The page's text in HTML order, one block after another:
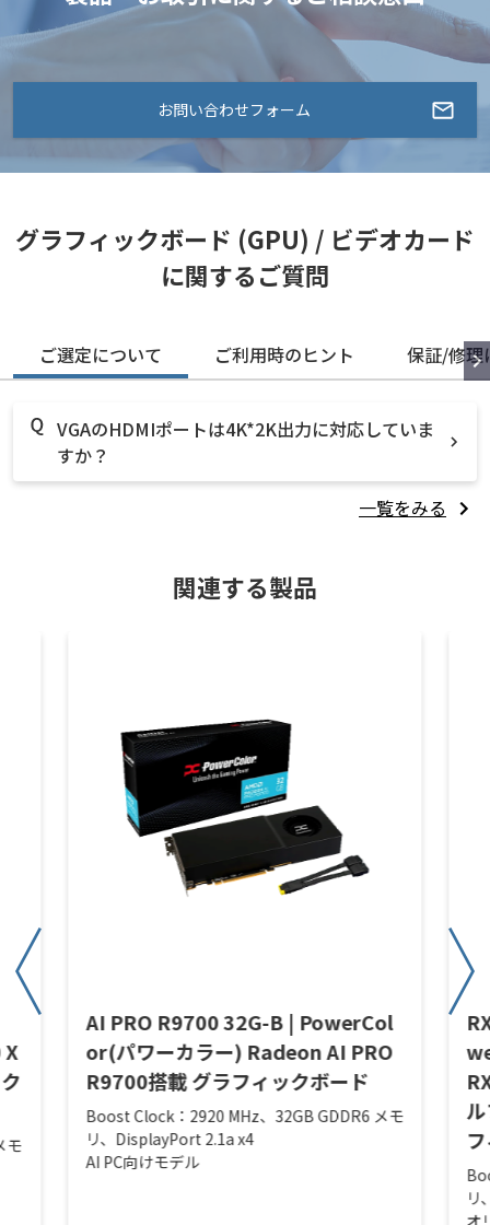
お問い合わせフォーム
グラフィックボード (GPU) / ビデオカード
に関するご質問
ご選定について ご利用時のヒント 保証/修理
VGAのHDMIポートは4K*2K出力に対応していま
すか？
一覧をみる
関連する製品
モ
AI PRO R9700 32G-B | PowerCol
or(パワーカラー) Radeon AI PRO
R9700搭載 グラフィックボード
Boost Clock：2920 MHz、32GB GDDR6 メモ
リ、DisplayPort 2.1a x4
AI PC向けモデル
リ
オ